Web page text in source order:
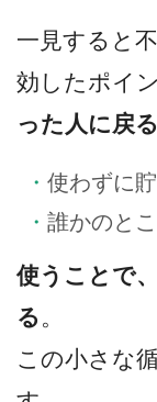
一見すると
効したポイ
った人に戻
使わずに
誰かのと
使うことで
る 。
この小さな